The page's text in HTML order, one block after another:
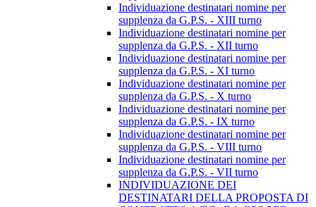
Individuazione destinatari nomine per
supplenza da G.P.S. - XIII turno
Individuazione destinatari nomine per
supplenza da G.P.S. - XII turno
Individuazione destinatari nomine per
supplenza da G.P.S. - XI turno
Individuazione destinatari nomine per
supplenza da G.P.S. - X turno
Individuazione destinatari nomine per
supplenza da G.P.S. - IX turno
Individuazione destinatari nomine per
supplenza da G.P.S. - VIII turno
Individuazione destinatari nomine per
supplenza da G.P.S. - VII turno
INDIVIDUAZIONE DEI
DESTINATARI DELLA PROPOSTA DI